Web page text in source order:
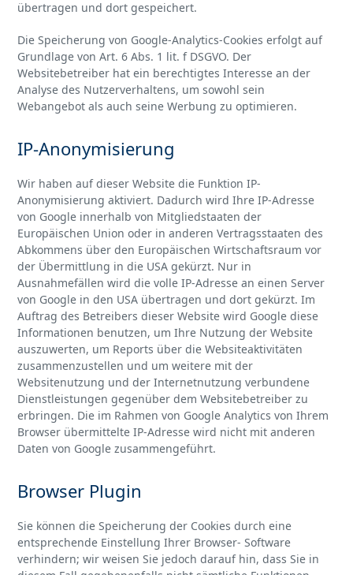
übertragen und dort gespeichert.
Die Speicherung von Google-Analytics-Cookies erfolgt auf
Grundlage von Art. 6 Abs. 1 lit. f DSGVO. Der
Websitebetreiber hat ein berechtigtes Interesse an der
Analyse des Nutzerverhaltens, um sowohl sein
Webangebot als auch seine Werbung zu optimieren.
IP-Anonymisierung
Wir haben auf dieser Website die Funktion IP-
Anonymisierung aktiviert. Dadurch wird Ihre IP-Adresse
von Google innerhalb von Mitgliedstaaten der
Europäischen Union oder in anderen Vertragsstaaten des
Abkommens über den Europäischen Wirtschaftsraum vor
der Übermittlung in die USA gekürzt. Nur in
Ausnahmefällen wird die volle IP-Adresse an einen Server
von Google in den USA übertragen und dort gekürzt. Im
Auftrag des Betreibers dieser Website wird Google diese
Informationen benutzen, um Ihre Nutzung der Website
auszuwerten, um Reports über die Websiteaktivitäten
zusammenzustellen und um weitere mit der
Websitenutzung und der Internetnutzung verbundene
Dienstleistungen gegenüber dem Websitebetreiber zu
erbringen. Die im Rahmen von Google Analytics von Ihrem
Browser übermittelte IP-Adresse wird nicht mit anderen
Daten von Google zusammengeführt.
Browser Plugin
Sie können die Speicherung der Cookies durch eine
entsprechende Einstellung Ihrer Browser- Software
verhindern; wir weisen Sie jedoch darauf hin, dass Sie in